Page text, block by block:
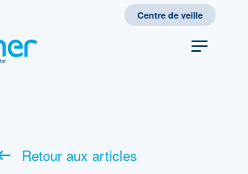
Centre de veille
Retour aux articles